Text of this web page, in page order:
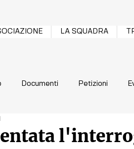
LA SQUADRA
Documenti Petizioni